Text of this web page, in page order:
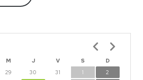
M J V S
D
29 30 31 1
2
Pagination